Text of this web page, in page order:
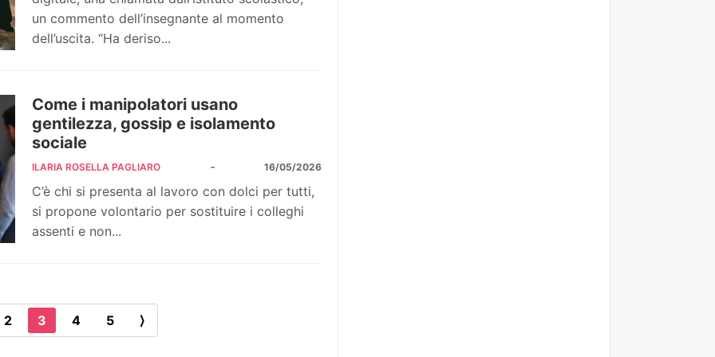
un commento dell’insegnante al momento
dell’uscita. “Ha deriso...
Come i manipolatori usano
gentilezza, gossip e isolamento
sociale
ILARIA ROSELLA PAGLIARO - 16/05/2026
C’è chi si presenta al lavoro con dolci per tutti,
si propone volontario per sostituire i colleghi
assenti e non...
2 3 4 5 ⟩